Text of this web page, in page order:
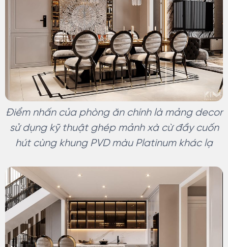
Điểm nhấn của phòng ăn chính là mảng decor
sử dụng kỹ thuật ghép mảnh xà cừ đầy cuốn
hút cùng khung PVD màu Platinum khác lạ